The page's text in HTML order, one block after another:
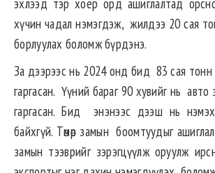
хүчин чадал нэмэгдэж, жилдээ 20 сая
борлуулах боломж бүрдэнэ.
За дээрээс нь 2024 онд бид 83 сая
гаргасан. Үүний бараг 90 хувийг нь авто
гаргасан. Бид энэнээс дээш нь
байхгүй. Төмөр замын боомтуудыг
замын тээврийг зэрэгцүүлж оруулж